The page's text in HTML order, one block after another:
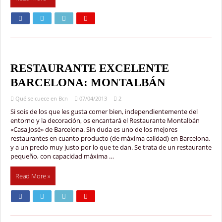
RESTAURANTE EXCELENTE
BARCELONA: MONTALBÁN
Qué se cuece en Bcn 07/04/2013 2
Si sois de los que les gusta comer bien, independientemente del
entorno y la decoración, os encantará el Restaurante Montalbán
«Casa José» de Barcelona. Sin duda es uno de los mejores
restaurantes en cuanto producto (de máxima calidad) en Barcelona,
y a un precio muy justo por lo que te dan. Se trata de un restaurante
pequeño, con capacidad máxima …
Read More »